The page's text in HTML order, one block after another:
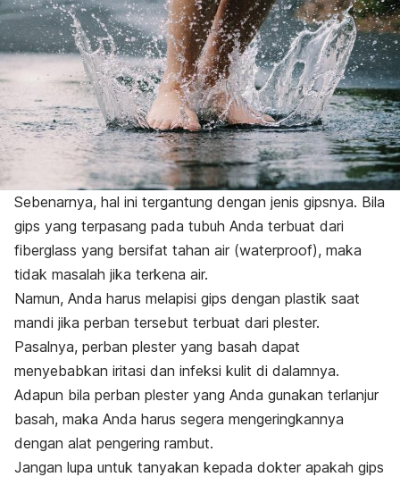
Sebenarnya, hal ini tergantung dengan jenis gipsnya. Bila
gips yang terpasang pada tubuh Anda terbuat dari
fiberglass yang bersifat tahan air (waterproof), maka
tidak masalah jika terkena air.
Namun, Anda harus melapisi gips dengan plastik saat
mandi jika perban tersebut terbuat dari plester.
Pasalnya, perban plester yang basah dapat
menyebabkan iritasi dan infeksi kulit di dalamnya.
Adapun bila perban plester yang Anda gunakan terlanjur
basah, maka Anda harus segera mengeringkannya
dengan alat pengering rambut.
Jangan lupa untuk tanyakan kepada dokter apakah gips